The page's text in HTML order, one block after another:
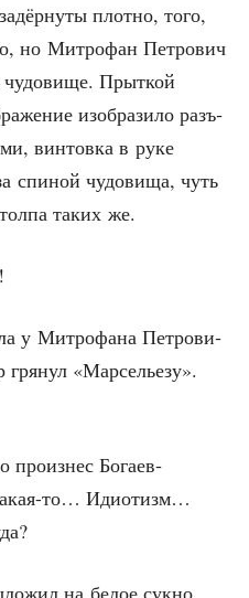
плот­но, того,
но Мит­ро­фан Пет­ро­вич
чудо­ви­ще. Прыт­кой
изоб­ра­зи­ло разъ­
вин­тов­ка в руке
спи­ной чудо­ви­ща, чуть
таких же.
у Мит­ро­фа­на Пет­ро­ви­
«Мар­се­лье­зу».
Бога­ев­
то… Иди­о­тизм…
на белое сук­но